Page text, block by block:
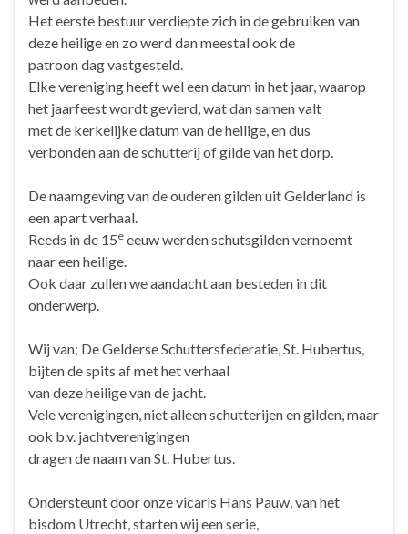
Het eerste bestuur verdiepte zich in de gebruiken van
deze heilige en zo werd dan meestal ook de
patroon dag vastgesteld.
Elke vereniging heeft wel een datum in het jaar, waarop
het jaarfeest wordt gevierd, wat dan samen valt
met de kerkelijke datum van de heilige, en dus
verbonden aan de schutterij of gilde van het dorp.
De naamgeving van de ouderen gilden uit Gelderland is
een apart verhaal.
Reeds in de 15e eeuw werden schutsgilden vernoemt
naar een heilige.
Ook daar zullen we aandacht aan besteden in dit
onderwerp.
Wij van; De Gelderse Schuttersfederatie, St. Hubertus,
bijten de spits af met het verhaal
van deze heilige van de jacht.
Vele verenigingen, niet alleen schutterijen en gilden, maar
ook b.v. jachtverenigingen
dragen de naam van St. Hubertus.
Ondersteunt door onze vicaris Hans Pauw, van het
bisdom Utrecht, starten wij een serie,